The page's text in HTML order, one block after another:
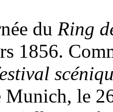
du Ring
1856.
Munich, le